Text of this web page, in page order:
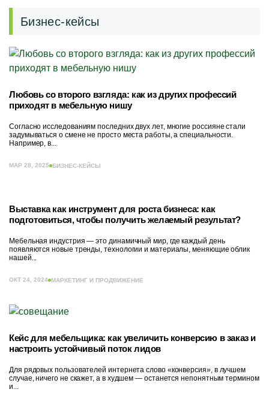
Бизнес-кейсы
Любовь со второго взгляда: как из других профессий
приходят в мебельную нишу
Согласно исследованиям последних двух лет, многие россияне стали
задумываться о смене не просто места работы, а специальности.
Например, в...
МАР 28, 2025 БИЗНЕС-КЕЙСЫ
Выставка как инструмент для роста бизнеса: как
подготовиться, чтобы получить желаемый результат?
Мебельная индустрия — это динамичный мир, где каждый день
появляются новые тренды, технологии и материалы, меняющие облик
нашей...
ОКТ 24, 2024 МАРКЕТИНГ И ПРОДВИЖЕНИЕ
Кейс для мебельщика: как увеличить конверсию в заказ и
настроить устойчивый поток лидов
Для рядовых пользователей интернета слово «конверсия», в лучшем
случае, ничего не скажет, а в худшем — останется непонятным термином
и...